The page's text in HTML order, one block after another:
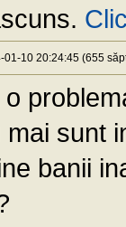
01-10 20:24:45 (655
sunt
banii